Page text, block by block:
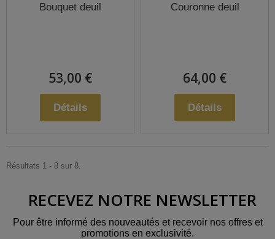
Bouquet deuil
53,00 €
Détails
Couronne deuil
64,00 €
Détails
Résultats 1 - 8 sur 8.
RECEVEZ NOTRE NEWSLETTER
Pour être informé des nouveautés et recevoir nos offres et
promotions en exclusivité.